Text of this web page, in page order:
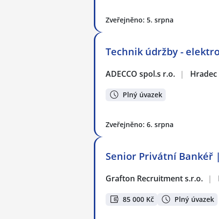
Zveřejněno: 5. srpna
Technik údržby -
ADECCO spol.s r.o. |
Plný úvazek
Zveřejněno: 6. srpna
Senior Privátní
Grafton Recruitment s.r.o. |
85 000 Kč Plný úvazek